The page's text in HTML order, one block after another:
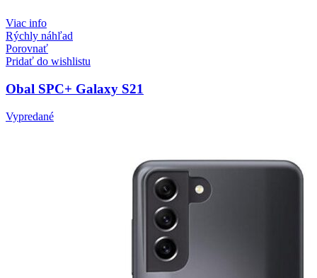
Viac info
Rýchly náhľad
Porovnať
Pridať do wishlistu
Obal SPC+ Galaxy S21
Vypredané